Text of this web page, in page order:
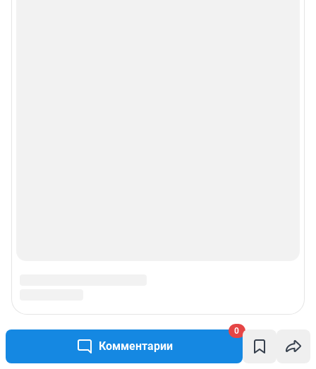
Комментарии
0